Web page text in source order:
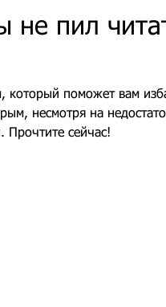
не пил
который поможет вам
несмотря на
Прочтите сейчас!